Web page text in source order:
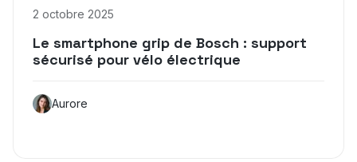
2 octobre 2025
Le smartphone grip de Bosch : support
sécurisé pour vélo électrique
Aurore